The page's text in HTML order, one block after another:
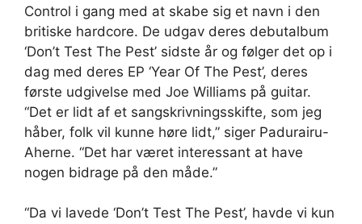
Control i gang med at skabe sig et navn i den
britiske hardcore. De udgav deres debutalbum
‘Don’t Test The Pest’ sidste år og følger det op i
dag med deres EP ‘Year Of The Pest’, deres
første udgivelse med Joe Williams på guitar.
“Det er lidt af et sangskrivningsskifte, som jeg
håber, folk vil kunne høre lidt,” siger Padurairu-
Aherne. “Det har været interessant at have
nogen bidrage på den måde.”
“Da vi lavede ‘Don’t Test The Pest’, havde vi kun